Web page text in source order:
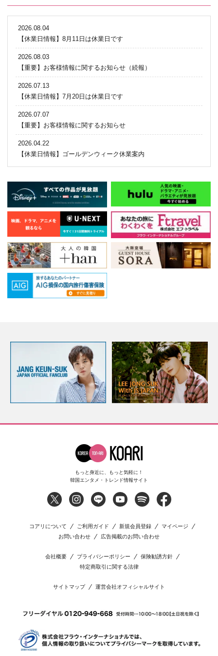
2026.08.04
【休業日情報】8月11日は休業日です
2026.08.03
【重要】お客様情報に関するお知らせ（続報）
2026.07.13
【休業日情報】7月20日は休業日です
2026.07.07
【重要】お客様情報に関するお知らせ
2026.04.22
【休業日情報】ゴールデンウィーク休業案内
もっと身近に、もっと気軽に！
韓国エンタメ・トレンド情報サイト
コアリについて ご利用ガイド 新規会員登録
マイページ
お問い合わせ
広告掲載のお問い合わせ
会社概要 プライバシーポリシー
保険勧誘方針
特定商取引に関する法律
サイトマップ 運営会社オフィシャルサイト